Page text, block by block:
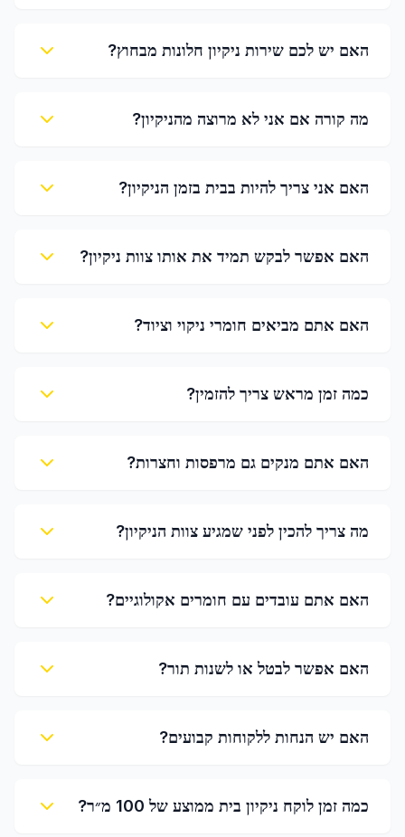
האם יש לכם שירות ניקיון חלונות מבחוץ?
מה קורה אם אני לא מרוצה מהניקיון?
האם אני צריך להיות בבית בזמן הניקיון?
האם אפשר לבקש תמיד את אותו צוות ניקיון?
האם אתם מביאים חומרי ניקוי וציוד?
כמה זמן מראש צריך להזמין?
האם אתם מנקים גם מרפסות וחצרות?
מה צריך להכין לפני שמגיע צוות הניקיון?
האם אתם עובדים עם חומרים אקולוגיים?
האם אפשר לבטל או לשנות תור?
האם יש הנחות ללקוחות קבועים?
כמה זמן לוקח ניקיון בית ממוצע של 100 מ״ר?